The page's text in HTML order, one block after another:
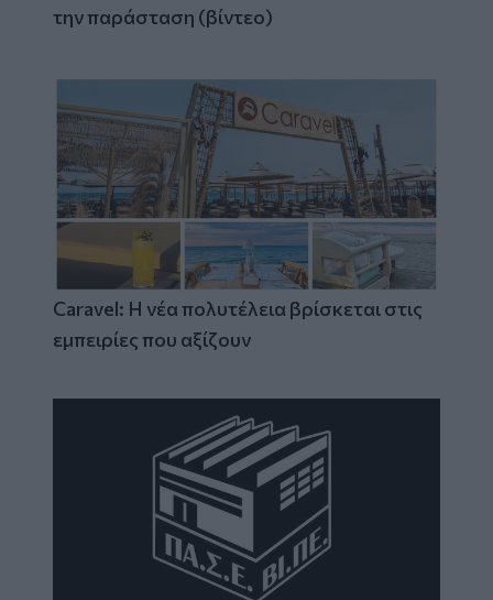
την παράσταση (βίντεο)
Caravel: Η νέα πολυτέλεια βρίσκεται στις
εμπειρίες που αξίζουν